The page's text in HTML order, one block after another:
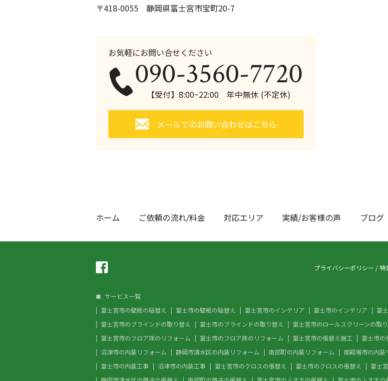
〒418-0055 静岡県富士宮市宝町20-7
お気軽にお問い合せください
090-3560-7720
【受付】8:00~22:00 年中無休 (不定休)
メールでのお問い合わせはこちら
ホーム ご依頼の流れ/料金 対応エリア 実績/お客様の声 ブログ
プライバシーポリシー /特
サービス一覧
富士宮市の壁紙の貼替え
富士市の壁紙の貼替え 富士宮市のインテリア 富士市のインテリア 富
富士宮市のブラインドの取り替え
富士市のブラインドの取り替え 富士宮市のロールスクリーンの取
富士宮市のフロア床のリフォーム
富士市のフロア床のリフォーム 富士宮市の張替え施工 富士市の
沼津市の内装リフォーム
静岡市清水区の内装リフォーム 南部町の内装リフォーム 御殿場市の内装
富士市の内装工事
沼津市の内装工事 富士宮市のクロスの張替え 富士市のクロスの張替え 富士